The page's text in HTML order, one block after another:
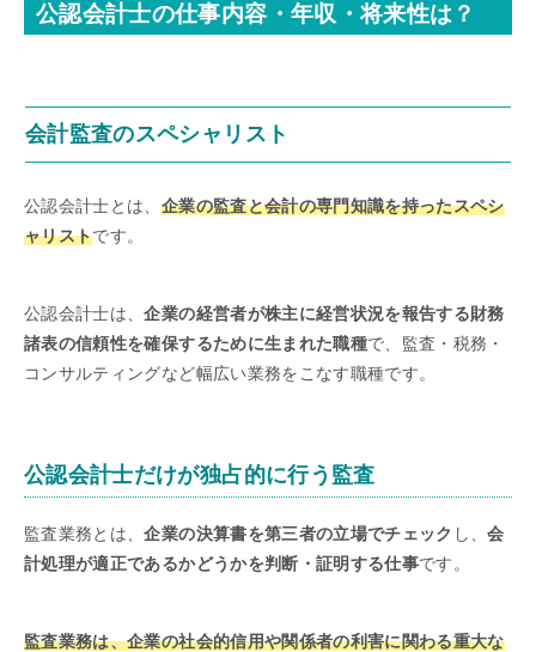
公認会計士の仕事内容・年収・将来性は？
会計監査のスペシャリスト
公認会計士とは、 企業の監査と会計の専門知識を持ったスペシ
ャリストです。
公認会計士は、企業の経営者が株主に経営状況を報告する財務
諸表の信頼性を確保するために生まれた職種で、監査・税務・
コンサルティングなど幅広い業務をこなす職種です。
公認会計士だけが独占的に行う監査
監査業務とは、企業の決算書を第三者の立場でチェック し、会
計処理が適正であるかどうかを判断・証明する仕事です。
監査業務は、企業の社会的信用や関係者の利害に関わる重大な